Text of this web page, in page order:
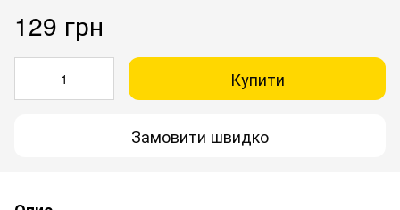
129 грн
Купити
Замовити швидко